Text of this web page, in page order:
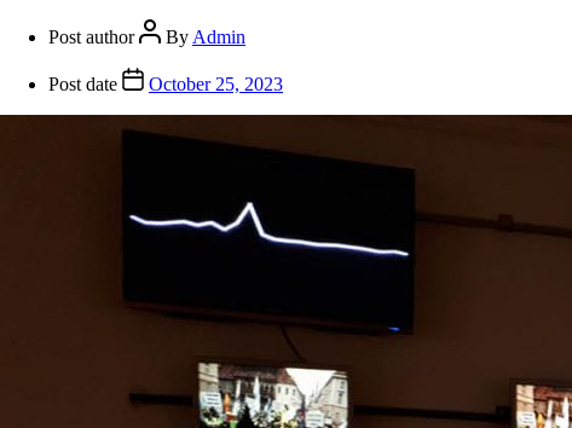
Post author By Admin
Post date October 25, 2023